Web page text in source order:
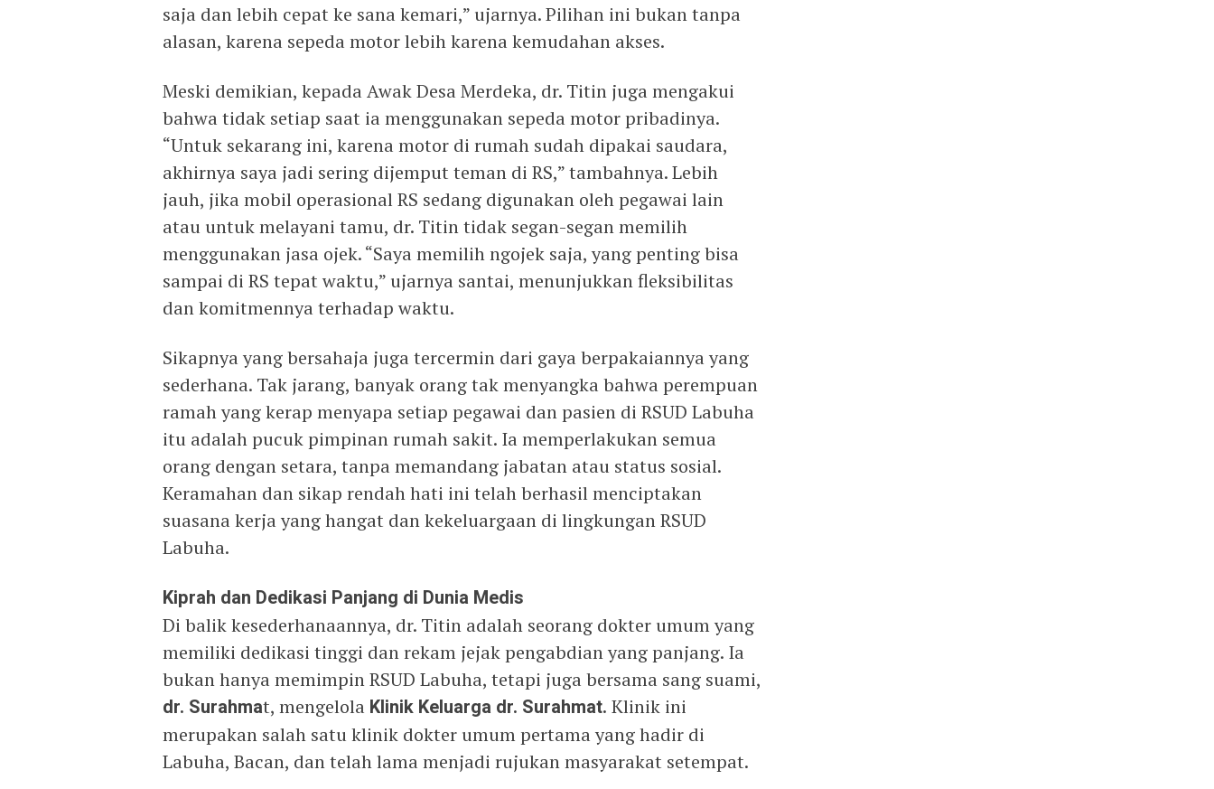
saja dan lebih cepat ke sana kemari,” ujarnya. Pilihan ini bukan tanpa
alasan, karena sepeda motor lebih karena kemudahan akses.
Meski demikian, kepada Awak Desa Merdeka, dr. Titin juga mengakui
bahwa tidak setiap saat ia menggunakan sepeda motor pribadinya.
“Untuk sekarang ini, karena motor di rumah sudah dipakai saudara,
akhirnya saya jadi sering dijemput teman di RS,” tambahnya. Lebih
jauh, jika mobil operasional RS sedang digunakan oleh pegawai lain
atau untuk melayani tamu, dr. Titin tidak segan-segan memilih
menggunakan jasa ojek. “Saya memilih ngojek saja, yang penting bisa
sampai di RS tepat waktu,” ujarnya santai, menunjukkan fleksibilitas
dan komitmennya terhadap waktu.
Sikapnya yang bersahaja juga tercermin dari gaya berpakaiannya yang
sederhana. Tak jarang, banyak orang tak menyangka bahwa perempuan
ramah yang kerap menyapa setiap pegawai dan pasien di RSUD Labuha
itu adalah pucuk pimpinan rumah sakit. Ia memperlakukan semua
orang dengan setara, tanpa memandang jabatan atau status sosial.
Keramahan dan sikap rendah hati ini telah berhasil menciptakan
suasana kerja yang hangat dan kekeluargaan di lingkungan RSUD
Labuha.
Kiprah dan Dedikasi Panjang di Dunia Medis
Di balik kesederhanaannya, dr. Titin adalah seorang dokter umum yang
memiliki dedikasi tinggi dan rekam jejak pengabdian yang panjang. Ia
bukan hanya memimpin RSUD Labuha, tetapi juga bersama sang suami,
dr. Surahmat, mengelola Klinik Keluarga dr. Surahmat. Klinik ini
merupakan salah satu klinik dokter umum pertama yang hadir di
Labuha, Bacan, dan telah lama menjadi rujukan masyarakat setempat.